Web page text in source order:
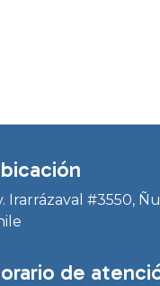
Irarrázaval #3550,
de